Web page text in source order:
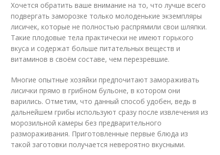
Хочется обратить ваше внимание на то, что лучше всего
подвергать заморозке только молоденькие экземпляры
лисичек, которые не полностью распрямили свои шляпки.
Такие плодовые тела практически не имеют горького
вкуса и содержат больше питательных веществ и
витаминов в своём составе, чем перезревшие.
Многие опытные хозяйки предпочитают замораживать
лисички прямо в грибном бульоне, в котором они
варились. Отметим, что данный способ удобен, ведь в
дальнейшем грибы используют сразу после извлечения из
морозильной камеры без предварительного
размораживания. Приготовленные первые блюда из
такой заготовки получается невероятно вкусными.